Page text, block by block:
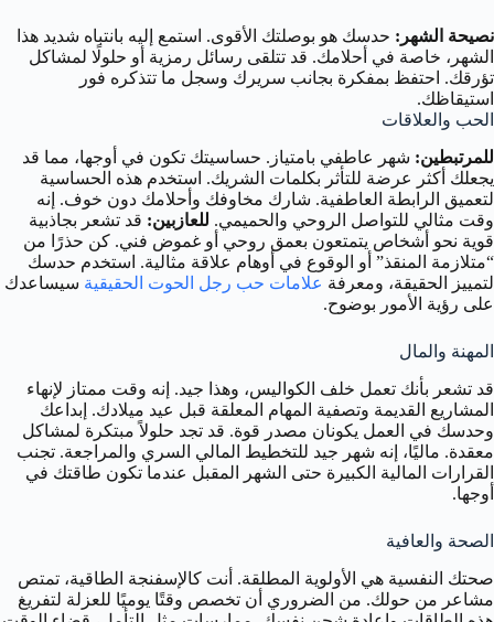
نصيحة الشهر: حدسك هو بوصلتك الأقوى. استمع إليه بانتباه شديد هذا
الشهر، خاصة في أحلامك. قد تتلقى رسائل رمزية أو حلولًا لمشاكل
تؤرقك. احتفظ بمفكرة بجانب سريرك وسجل ما تتذكره فور
استيقاظك.
الحب والعلاقات
للمرتبطين: شهر عاطفي بامتياز. حساسيتك تكون في أوجها، مما قد
يجعلك أكثر عرضة للتأثر بكلمات الشريك. استخدم هذه الحساسية
لتعميق الرابطة العاطفية. شارك مخاوفك وأحلامك دون خوف. إنه
وقت مثالي للتواصل الروحي والحميمي. للعازبين: قد تشعر بجاذبية
قوية نحو أشخاص يتمتعون بعمق روحي أو غموض فني. كن حذرًا من
“متلازمة المنقذ” أو الوقوع في أوهام علاقة مثالية. استخدم حدسك
لتمييز الحقيقة، ومعرفة علامات حب رجل الحوت الحقيقية سيساعدك
على رؤية الأمور بوضوح.
المهنة والمال
قد تشعر بأنك تعمل خلف الكواليس، وهذا جيد. إنه وقت ممتاز لإنهاء
المشاريع القديمة وتصفية المهام المعلقة قبل عيد ميلادك. إبداعك
وحدسك في العمل يكونان مصدر قوة. قد تجد حلولاً مبتكرة لمشاكل
معقدة. ماليًا، إنه شهر جيد للتخطيط المالي السري والمراجعة. تجنب
القرارات المالية الكبيرة حتى الشهر المقبل عندما تكون طاقتك في
أوجها.
الصحة والعافية
صحتك النفسية هي الأولوية المطلقة. أنت كالإسفنجة الطاقية، تمتص
مشاعر من حولك. من الضروري أن تخصص وقتًا يوميًا للعزلة لتفريغ